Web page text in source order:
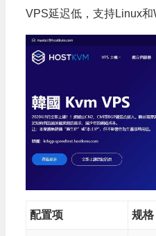
VPS延迟低，支持Linux和
配置项 规格